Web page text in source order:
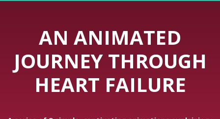
AN ANIMATED
JOURNEY THROUGH
HEART FAILURE